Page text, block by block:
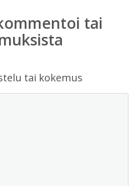
tai
tai kokemus